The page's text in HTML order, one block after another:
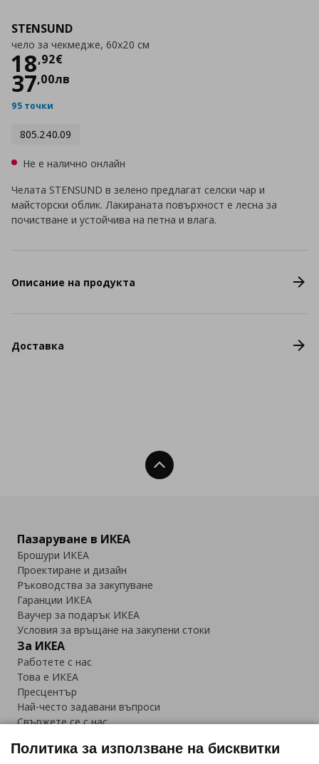
STENSUND
чело за чекмедже, 60x20 см
18,92€
Цена
37,00лв
95 точки
805.240.09
Не е налично онлайн
Челата STENSUND в зелено предлагат селски чар и
майсторски облик. Лакираната повърхност е лесна за
почистване и устойчива на петна и влага.
Описание на продукта
Доставка
Нагоре
Пазаруване в ИКЕА
Брошури ИКЕА
Проектиране и дизайн
Ръководства за закупуване
Гаранции ИКЕА
Ваучер за подарък ИКЕА
Условия за връщане на закупени стоки
За ИКЕА
Работете с нас
Това е ИКЕА
Пресцентър
Най-често задавани въпроси
Свържете се с нас
Политика за използване на бисквитки